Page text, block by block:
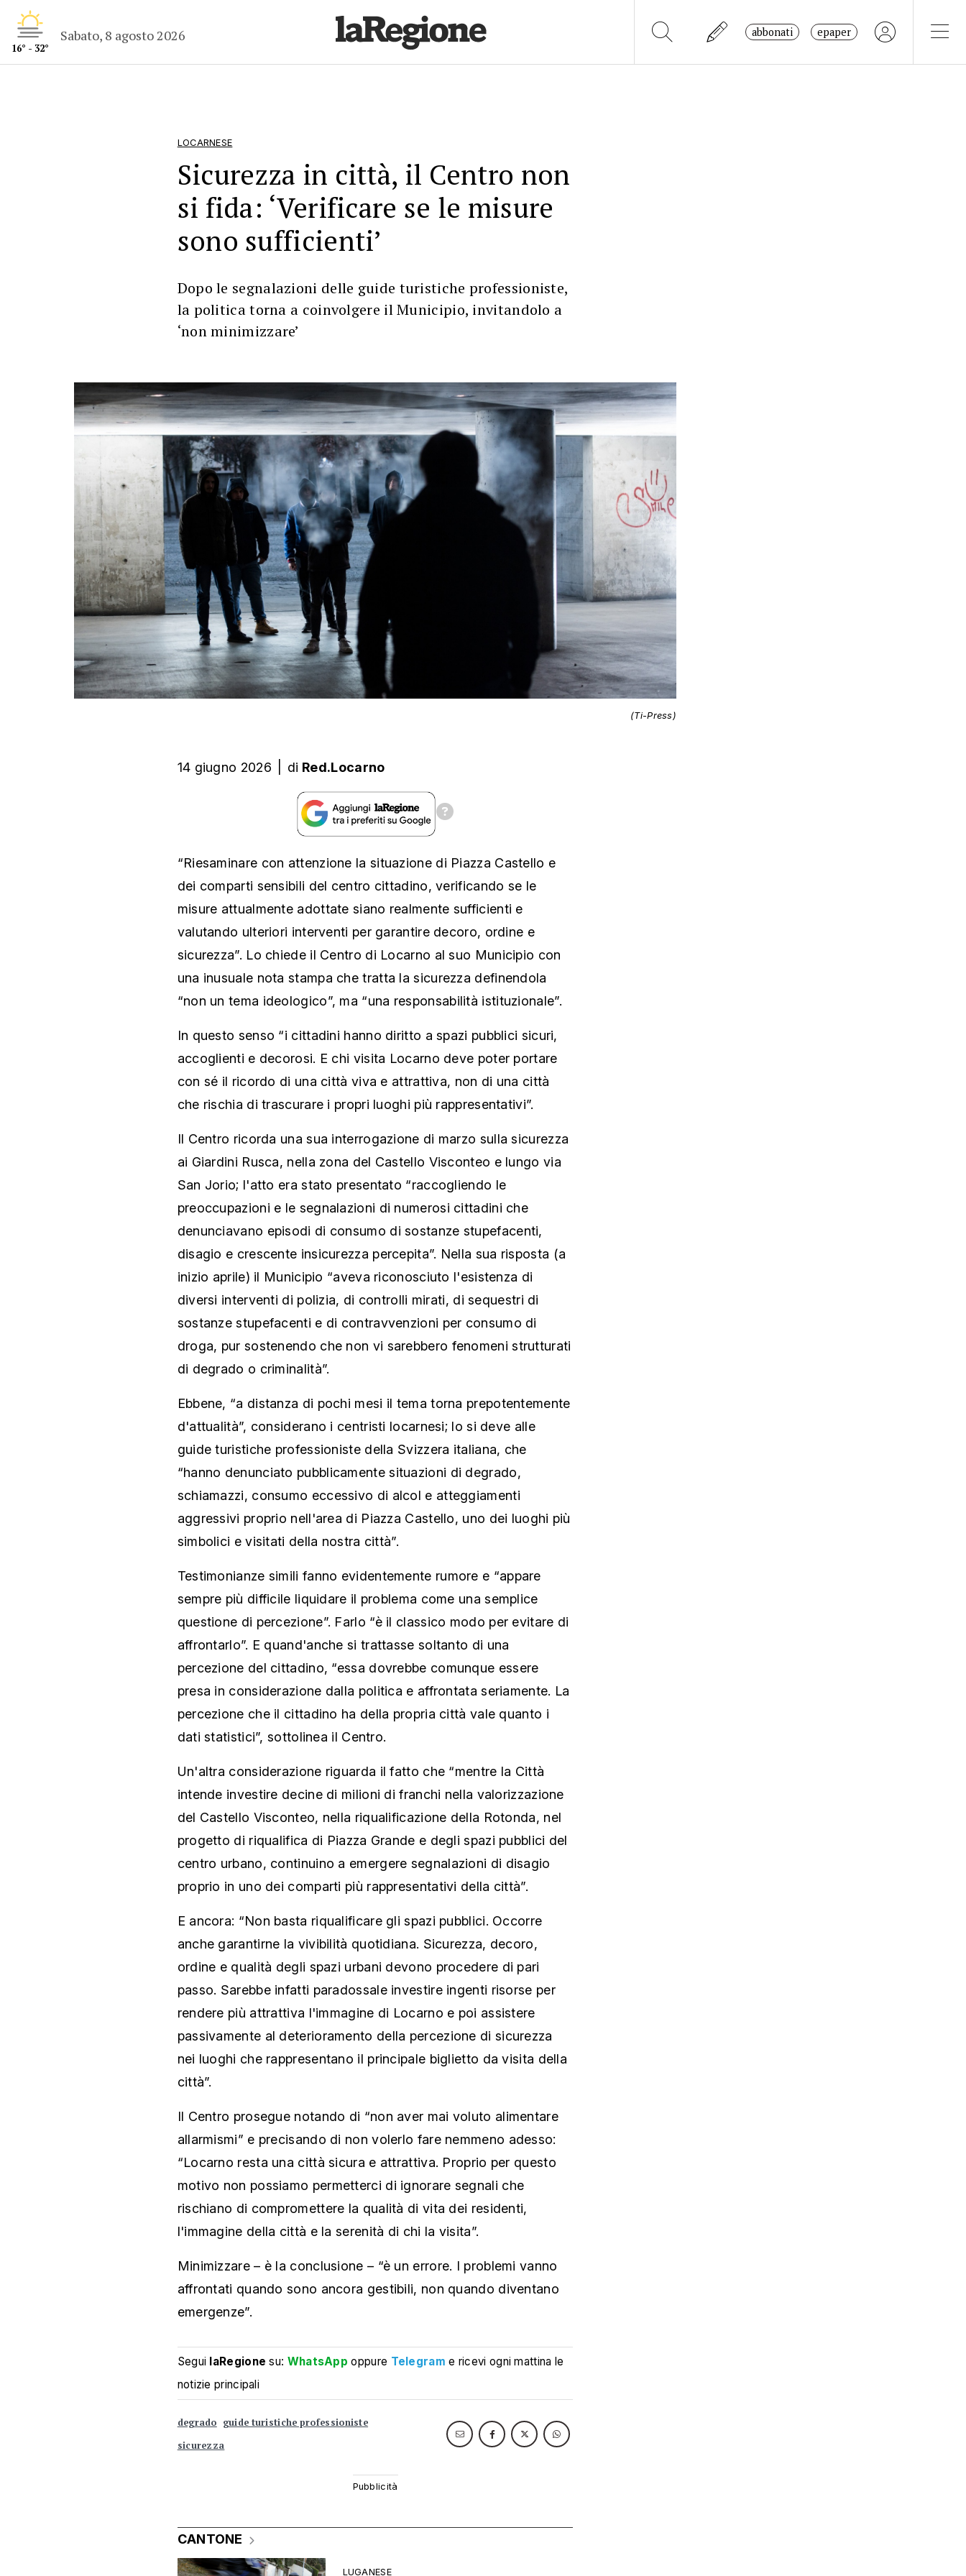
16° - 32°
Sabato, 8 agosto 2026 abbonati epaper
LOCARNESE
Sicurezza in città, il Centro non
si fida: ‘Verificare se le misure
sono sufficienti’
Dopo le segnalazioni delle guide turistiche professioniste,
la politica torna a coinvolgere il Municipio, invitandolo a
‘non minimizzare’
(Ti-Press)
14 giugno 2026 di Red.Locarno
“Riesaminare con attenzione la situazione di Piazza Castello e
dei comparti sensibili del centro cittadino, verificando se le
misure attualmente adottate siano realmente sufficienti e
valutando ulteriori interventi per garantire decoro, ordine e
sicurezza”. Lo chiede il Centro di Locarno al suo Municipio con
una inusuale nota stampa che tratta la sicurezza definendola
“non un tema ideologico”, ma “una responsabilità istituzionale”.
In questo senso “i cittadini hanno diritto a spazi pubblici sicuri,
accoglienti e decorosi. E chi visita Locarno deve poter portare
con sé il ricordo di una città viva e attrattiva, non di una città
che rischia di trascurare i propri luoghi più rappresentativi”.
Il Centro ricorda una sua interrogazione di marzo sulla sicurezza
ai Giardini Rusca, nella zona del Castello Visconteo e lungo via
San Jorio; l'atto era stato presentato “raccogliendo le
preoccupazioni e le segnalazioni di numerosi cittadini che
denunciavano episodi di consumo di sostanze stupefacenti,
disagio e crescente insicurezza percepita”. Nella sua risposta (a
inizio aprile) il Municipio “aveva riconosciuto l'esistenza di
diversi interventi di polizia, di controlli mirati, di sequestri di
sostanze stupefacenti e di contravvenzioni per consumo di
droga, pur sostenendo che non vi sarebbero fenomeni strutturati
di degrado o criminalità”.
Ebbene, “a distanza di pochi mesi il tema torna prepotentemente
d'attualità”, considerano i centristi locarnesi; lo si deve alle
guide turistiche professioniste della Svizzera italiana, che
“hanno denunciato pubblicamente situazioni di degrado,
schiamazzi, consumo eccessivo di alcol e atteggiamenti
aggressivi proprio nell'area di Piazza Castello, uno dei luoghi più
simbolici e visitati della nostra città”.
Testimonianze simili fanno evidentemente rumore e “appare
sempre più difficile liquidare il problema come una semplice
questione di percezione”. Farlo “è il classico modo per evitare di
affrontarlo”. E quand'anche si trattasse soltanto di una
percezione del cittadino, “essa dovrebbe comunque essere
presa in considerazione dalla politica e affrontata seriamente. La
percezione che il cittadino ha della propria città vale quanto i
dati statistici”, sottolinea il Centro.
Un'altra considerazione riguarda il fatto che “mentre la Città
intende investire decine di milioni di franchi nella valorizzazione
del Castello Visconteo, nella riqualificazione della Rotonda, nel
progetto di riqualifica di Piazza Grande e degli spazi pubblici del
centro urbano, continuino a emergere segnalazioni di disagio
proprio in uno dei comparti più rappresentativi della città”.
E ancora: “Non basta riqualificare gli spazi pubblici. Occorre
anche garantirne la vivibilità quotidiana. Sicurezza, decoro,
ordine e qualità degli spazi urbani devono procedere di pari
passo. Sarebbe infatti paradossale investire ingenti risorse per
rendere più attrattiva l'immagine di Locarno e poi assistere
passivamente al deterioramento della percezione di sicurezza
nei luoghi che rappresentano il principale biglietto da visita della
città”.
Il Centro prosegue notando di “non aver mai voluto alimentare
allarmismi” e precisando di non volerlo fare nemmeno adesso:
“Locarno resta una città sicura e attrattiva. Proprio per questo
motivo non possiamo permetterci di ignorare segnali che
rischiano di compromettere la qualità di vita dei residenti,
l'immagine della città e la serenità di chi la visita”.
Minimizzare – è la conclusione – “è un errore. I problemi vanno
affrontati quando sono ancora gestibili, non quando diventano
emergenze”.
Segui laRegione su: WhatsApp oppure Telegram e ricevi ogni mattina le
notizie principali
degrado guide turistiche professioniste
sicurezza
CANTONE
LUGANESE